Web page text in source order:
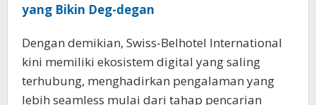
yang Bikin Deg-degan
Dengan demikian, Swiss-Belhotel International
kini memiliki ekosistem digital yang saling
terhubung, menghadirkan pengalaman yang
lebih seamless mulai dari tahap pencarian